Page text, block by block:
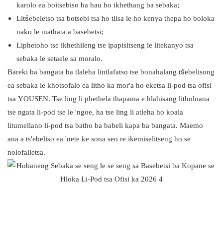
karolo ea boitsebiso ba hau bo ikhethang ba sebaka;
Litšebeletso tsa botsebi tsa ho tlisa le ho kenya thepa ho boloka
nako le mathata a basebetsi;
Liphetoho tse ikhethileng tse ipapisitseng le litekanyo tsa
sebaka le setaele sa moralo.
Bareki ba bangata ba tlaleha lintlafatso tse bonahalang tšebelisong
ea sebaka le khotsofalo ea litho ka mor'a ho eketsa li-pod tsa ofisi
tsa YOUSEN. Tse ling li phethela thapama e hlahisang litholoana
tse ngata li-pod tse le 'ngoe, ha tse ling li atleha ho koala
litumellano li-pod tsa batho ba babeli kapa ba bangata. Maemo
ana a ts'ebeliso ea 'nete ke sona seo re ikemiselitseng ho se
nolofalletsa.